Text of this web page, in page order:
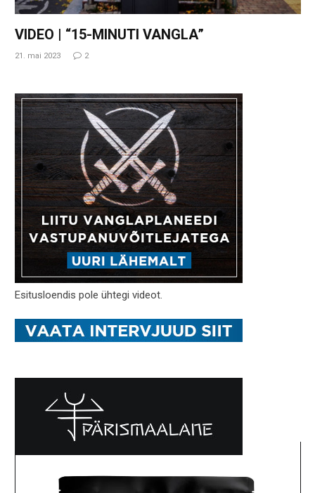
VIDEO | “15-MINUTI VANGLA”
21. mai 2023 2
Esitusloendis pole ühtegi videot.